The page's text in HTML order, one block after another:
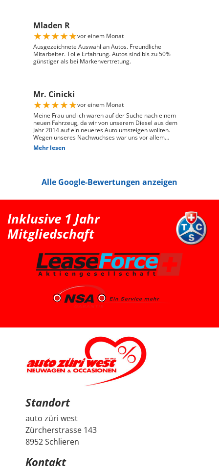
und engagierte Art hat den gesamten Kaufprozess sehr
angenehm gemacht. Die Abwicklung verlief reibungslos
und zuverlässig, und ich habe mein Fahrzeug genau so
erhalten, wie ich es mir vorgestellt habe. Ich kann Auto
Züri West uneingeschränkt weiterempfehlen und
bedanke mich herzlich für den ausgezeichneten Service
Mladen R
★★★★★vor einem Monat
Ausgezeichnete Auswahl an Autos. Freundliche
Mitarbeiter. Tolle Erfahrung. Autos sind bis zu 50%
günstiger als bei Markenvertretung.
Mr. Cinicki
★★★★★vor einem Monat
Meine Frau und ich waren auf der Suche nach einem
neuen Fahrzeug, da wir von unserem Diesel aus dem
Jahr 2014 auf ein neueres Auto umsteigen wollten.
Wegen unseres Nachwuchses war uns vor allem
wichtig, dass genügend Platz für einen Kindersitz
vorhanden ist und das Fahrzeug gut zu unserem Alltag
Bedürfnisse mit Kindersitz hinter dem Fahrer leider
etwas zu klein. Nach der Probefahrt hat uns der Berater
her nicht überzeugt hat. Somit war für uns klar, dass
der Peugeot 2008 die bessere Wahl ist. Schlussendlich
sind wir wieder zu Auto Züri West zurückgekommen
und konnten dort einen super Deal für einen Peugeot
knapp 7’000 km, ist ein Voll-Benziner und passt für uns
vom Platz, Fahrgefühl und Gesamtpaket sehr gut. Die
Beratung durch Herrn Francesco Salerno war sehr
freundlich, ehrlich und unkompliziert. Auch wenn die
Auswahl für uns relativ klar und limitiert war, fühlten wir
uns gut aufgehoben. Besonders positiv fand ich den
spannenden Austausch mit dem Berater über
allgemeine Autothemen und Dinge, die Autoliebhaber
Thema Auto vorhanden ist. Sehr geschätzt haben wir
zudem, dass vor der Übergabe extra noch ein Service
durchgeführt wurde, damit wir mit dem Fahrzeug
länger Ruhe haben. Das ist nicht selbstverständlich und
hat den positiven Eindruck nochmals verstärkt. Wir
freuen uns sehr über unseren Peugeot 2008 und
bedanken uns herzlich bei Auto Züri West sowie bei
Herrn Francesco Salerno für die angenehme Beratung,
den guten Austausch und den super Deal.
Mehr lesen
Alle Google-Bewertungen anzeigen
Inklusive 1 Jahr
Mitgliedschaft
Standort
auto züri west
Zürcherstrasse 143
8952 Schlieren
Kontakt